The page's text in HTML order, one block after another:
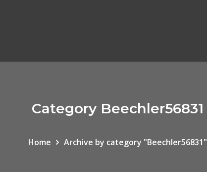
Category Beechler56831
Home Archive by category "Beechler56831"